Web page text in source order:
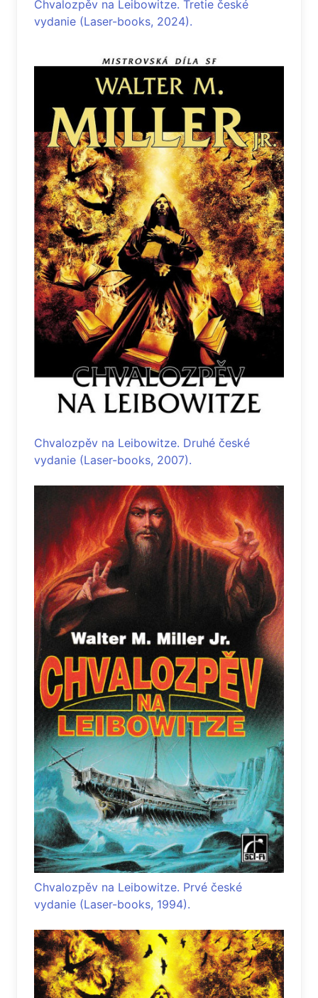
Chvalozpěv na Leibowitze. Tretie české
vydanie (Laser-books, 2024).
Chvalozpěv na Leibowitze. Druhé české
vydanie (Laser-books, 2007).
Chvalozpěv na Leibowitze. Prvé české
vydanie (Laser-books, 1994).